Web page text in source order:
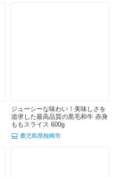
ジューシーな味わい！美味しさを
追求した最高品質の黒毛和牛 赤身
ももスライス 600g
鹿児島県枕崎市